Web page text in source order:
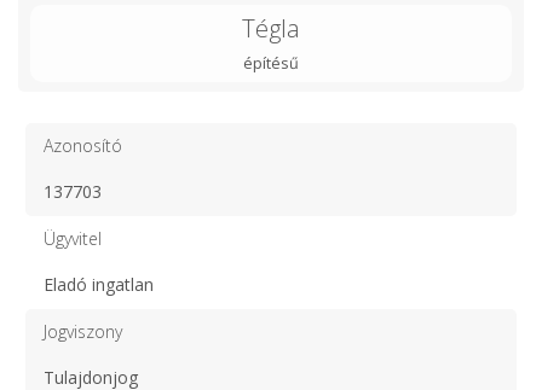
Tégla
építésű
Azonosító
137703
Ügyvitel
Eladó ingatlan
Jogviszony
Tulajdonjog